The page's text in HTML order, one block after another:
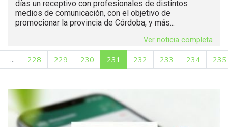
días un receptivo con profesionales de distintos
medios de comunicación, con el objetivo de
promocionar la provincia de Córdoba, y más...
Ver noticia completa
... 228 229 230 231 232 233 234 235